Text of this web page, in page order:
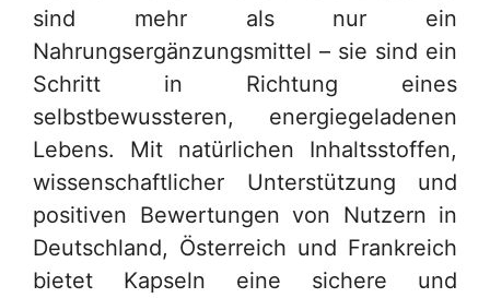
sind mehr als nur ein
Nahrungsergänzungsmittel – sie sind ein
Schritt in Richtung eines
selbstbewussteren, energiegeladenen
Lebens. Mit natürlichen Inhaltsstoffen,
wissenschaftlicher Unterstützung und
positiven Bewertungen von Nutzern in
Deutschland, Österreich und Frankreich
bietet Kapseln eine sichere und